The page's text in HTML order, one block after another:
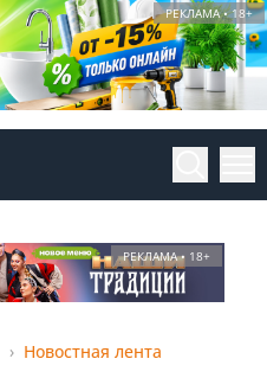
РЕКЛАМА • 18+
РЕКЛАМА • 18+
Новостная лента